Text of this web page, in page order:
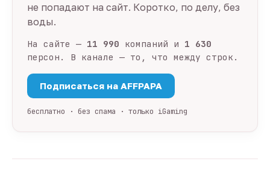
не попадают на сайт. Коротко, по делу, без
воды.
На сайте — 11 990 компаний и 1 630
персон. В канале — то, что между строк.
Подписаться на AFFPAPA
бесплатно · без спама · только iGaming